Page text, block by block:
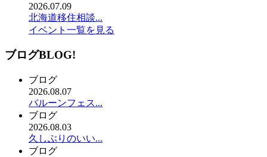
2026.07.09
北海道移住相談...
イベント一覧を見る
ブログBLOG!
ブログ
2026.08.07
バルーンフェス...
ブログ
2026.08.03
久しぶりのいい...
ブログ